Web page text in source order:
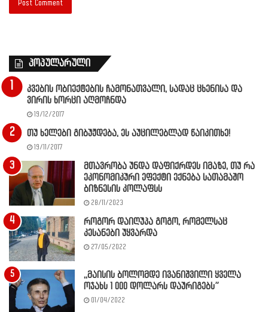
პოპულარული
კვების ობიექტების ჩამონათვალი, სადაც ცხენისა და
ვირის ხორცი აღმოჩნდა
19/12/2017
თუ ხელები გიბუჟდება, ეს აუცილებლად წაიკითხე!
19/11/2017
მთავრობა უნდა დაფიქრდეს იმაზე, თუ რა
ეკონომიკური ეფექტი ექნება სათამაშო
ბიზნესის კოლაფსს
28/11/2023
როგორ დაიღუპა გოგო, რომელსაც
კესანები უყვარდა
27/05/2022
,,მაისის ბოლომდე ივანიშვილი ყველა
ოჯახს 1 000 დოლარს დაურიგებს”
01/04/2022